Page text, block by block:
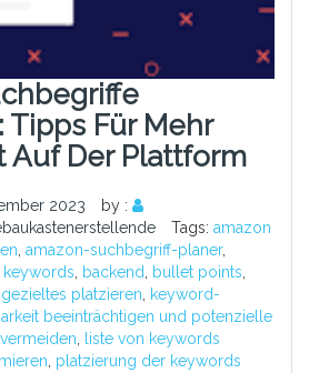
Für Mehr
Auf Der Plattform
2023
by :
Tags: amazon
amazon-suchbegriff-planer,
keywords
backend bullet points
gezieltes platzieren
keyword-
beeinträchtigen und potenzielle
liste von keywords
platzierung der keywords